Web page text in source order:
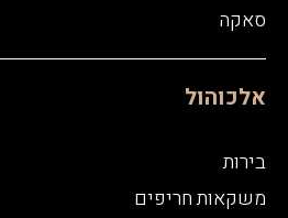
סאקה
אלכוהול
בירות
משקאות חריפים